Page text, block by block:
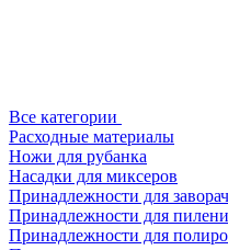
Все категории
Расходные материалы
Ножи для рубанка
Насадки для миксеров
Принадлежности для
Принадлежности для
Принадлежности для